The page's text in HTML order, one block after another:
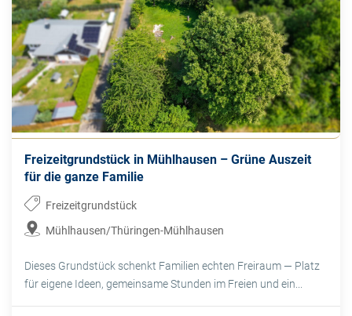
Freizeitgrundstück in Mühlhausen – Grüne Auszeit
für die ganze Familie
Freizeitgrundstück
Mühlhausen/Thüringen-Mühlhausen
Dieses Grundstück schenkt Familien echten Freiraum — Platz
für eigene Ideen, gemeinsame Stunden im Freien und ein...